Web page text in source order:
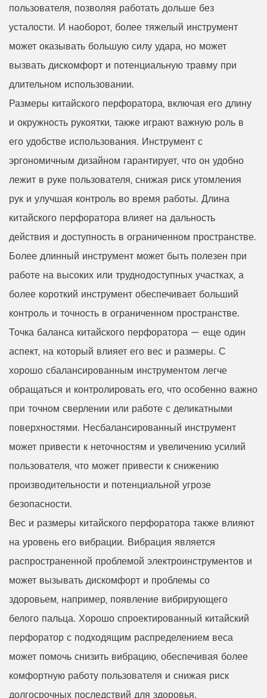
пользователя, позволяя работать дольше без
усталости. И наоборот, более тяжелый инструмент
может оказывать большую силу удара, но может
вызвать дискомфорт и потенциальную травму при
длительном использовании.
Размеры китайского перфоратора, включая его длину
и окружность рукоятки, также играют важную роль в
его удобстве использования. Инструмент с
эргономичным дизайном гарантирует, что он удобно
лежит в руке пользователя, снижая риск утомления
рук и улучшая контроль во время работы. Длина
китайского перфоратора влияет на дальность
действия и доступность в ограниченном пространстве.
Более длинный инструмент может быть полезен при
работе на высоких или труднодоступных участках, а
более короткий инструмент обеспечивает больший
контроль и точность в ограниченном пространстве.
Точка баланса китайского перфоратора — еще один
аспект, на который влияет его вес и размеры. С
хорошо сбалансированным инструментом легче
обращаться и контролировать его, что особенно важно
при точном сверлении или работе с деликатными
поверхностями. Несбалансированный инструмент
может привести к неточностям и увеличению усилий
пользователя, что может привести к снижению
производительности и потенциальной угрозе
безопасности.
Вес и размеры китайского перфоратора также влияют
на уровень его вибрации. Вибрация является
распространенной проблемой электроинструментов и
может вызывать дискомфорт и проблемы со
здоровьем, например, появление вибрирующего
белого пальца. Хорошо спроектированный китайский
перфоратор с подходящим распределением веса
может помочь снизить вибрацию, обеспечивая более
комфортную работу пользователя и снижая риск